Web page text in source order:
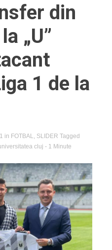
din
„U”
1 de la
in FOTBAL SLIDER Tagged
cluj - 1 Minute